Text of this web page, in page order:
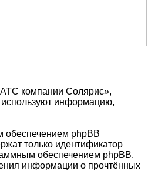
компании Солярис»,
информацию,
phpBB
только идентификатор
обеспечением phpBB.
информации о прочтённых